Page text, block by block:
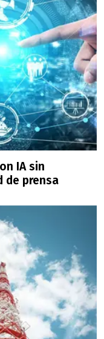
IA sin
de prensa